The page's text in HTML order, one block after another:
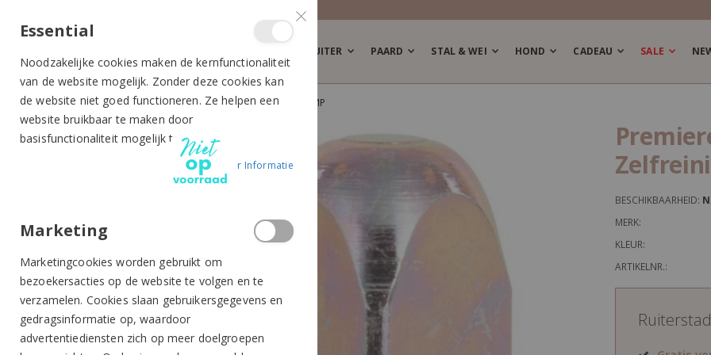
RUITER PAARD STAL & WEI HOND CADEAU SALE
PREMIERE KALKOENEN ZELFREINIGEND STOMP
de
afbeeldingen-
gallerij
de
afbeeldingen-
gallerij
BESCHIKBAARHEID:
MERK:
KLEUR:
ARTIKELNR.:
Essential
Noodzakelijke cookies maken de kernfunctionaliteit
van de website mogelijk. Zonder deze cookies kan
de website niet goed functioneren. Ze helpen een
website bruikbaar te maken door
basisfunctionaliteit mogelijk te maken.
Meer Informatie
Marketing
Marketingcookies worden gebruikt om
bezoekersacties op de website te volgen en te
verzamelen. Cookies slaan gebruikersgegevens en
gedragsinformatie op, waardoor
advertentiediensten zich op meer doelgroepen